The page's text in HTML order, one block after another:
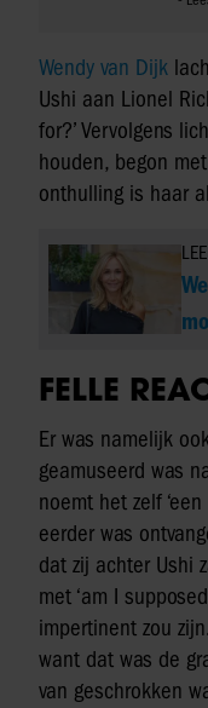
Wendy van Dijk
Ushi aan Lionel
for?’ Vervolgens
houden, begon met
onthulling is haar
FELLE
Er was namelijk
geamuseerd was
noemt het zelf
eerder was
dat zij achter Ushi
met ‘am I
impertinent zou
want dat was de
van geschrokken